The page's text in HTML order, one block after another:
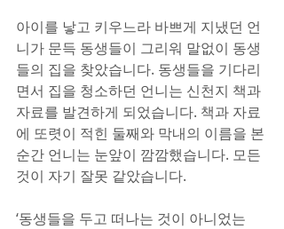
아이를 낳고 키우느라 바쁘게 지냈던 언
니가 문득 동생들이 그리워 말없이 동생
들의 집을 찾았습니다. 동생들을 기다리
면서 집을 청소하던 언니는 신천지 책과
자료를 발견하게 되었습니다. 책과 자료
에 또렷이 적힌 둘째와 막내의 이름을 본
순간 언니는 눈앞이 깜깜했습니다. 모든
것이 자기 잘못 같았습니다.
‘동생들을 두고 떠나는 것이 아니었는